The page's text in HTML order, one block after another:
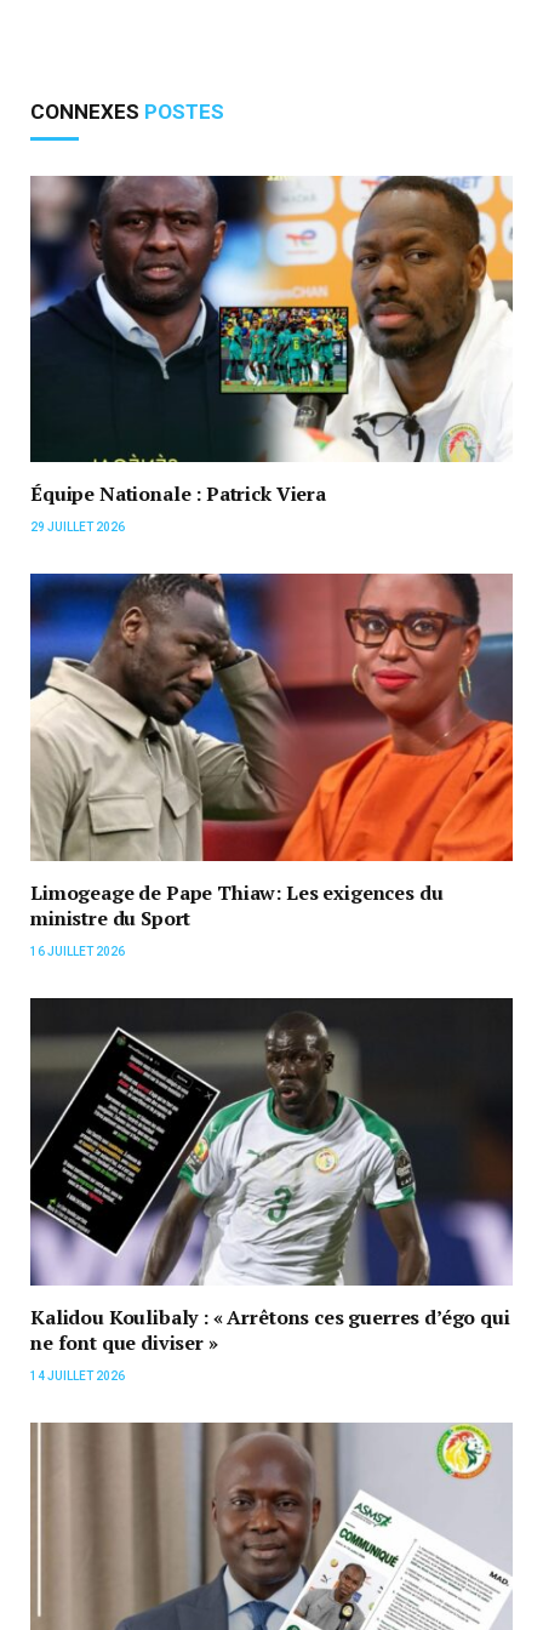
CONNEXES POSTES
Équipe Nationale : Patrick Viera
29 JUILLET 2026
Limogeage de Pape Thiaw: Les exigences du
ministre du Sport
16 JUILLET 2026
Kalidou Koulibaly : « Arrêtons ces guerres d’égo qui
ne font que diviser »
14 JUILLET 2026